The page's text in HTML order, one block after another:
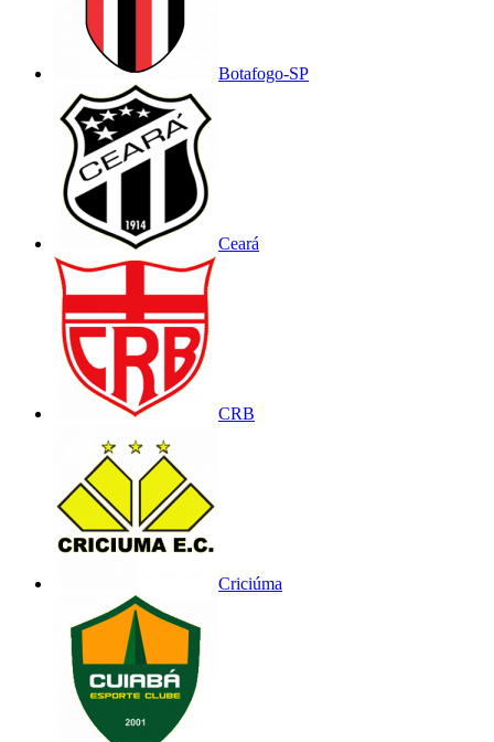
Botafogo-SP
Ceará
CRB
Criciúma